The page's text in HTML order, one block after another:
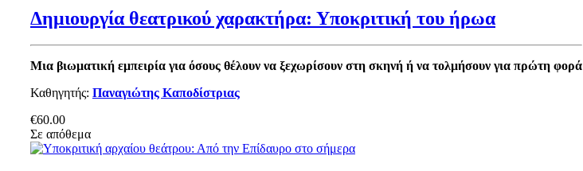
Δημιουργία θεατρικού χαρακτήρα: Υποκριτική του ήρωα
Μια βιωματική εμπειρία για όσους θέλουν να ξεχωρίσουν στη σκηνή ή να τολμήσουν για πρώτη φορά
Καθηγητής: Παναγιώτης Καποδίστριας
€60.00
Σε απόθεμα